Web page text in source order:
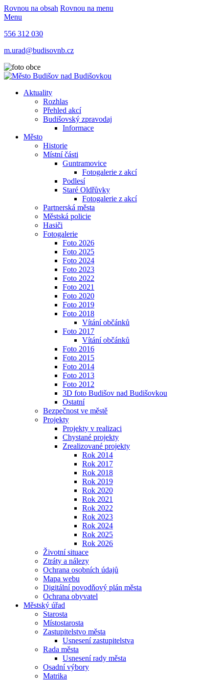
Rovnou na obsah Rovnou na menu
Menu
556 312 030
m.urad@budisovnb.cz
Aktuality
Rozhlas
Přehled akcí
Budišovský zpravodaj
Informace
Město
Historie
Místní části
Guntramovice
Fotogalerie z akcí
Podlesí
Staré Oldřůvky
Fotogalerie z akcí
Partnerská města
Městská policie
Hasiči
Fotogalerie
Foto 2026
Foto 2025
Foto 2024
Foto 2023
Foto 2022
Foto 2021
Foto 2020
Foto 2019
Foto 2018
Vítání občánků
Foto 2017
Vítání občánků
Foto 2016
Foto 2015
Foto 2014
Foto 2013
Foto 2012
3D foto Budišov nad Budišovkou
Ostatní
Bezpečnost ve městě
Projekty
Projekty v realizaci
Chystané projekty
Zrealizované projekty
Rok 2014
Rok 2017
Rok 2018
Rok 2019
Rok 2020
Rok 2021
Rok 2022
Rok 2023
Rok 2024
Rok 2025
Rok 2026
Životní situace
Ztráty a nálezy
Ochrana osobních údajů
Mapa webu
Digitální povodňový plán města
Ochrana obyvatel
Městský úřad
Starosta
Místostarosta
Zastupitelstvo města
Usnesení zastupitelstva
Rada města
Usnesení rady města
Osadní výbory
Matrika